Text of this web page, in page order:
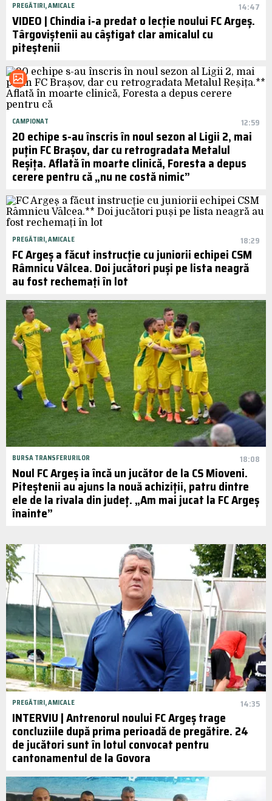
PREGĂTIRI, AMICALE 14:47
VIDEO | Chindia i-a predat o lecție noului FC Argeș.
Târgoviștenii au câștigat clar amicalul cu
piteștenii
CAMPIONAT 12:59
20 echipe s-au înscris în noul sezon al Ligii 2, mai
puțin FC Brașov, dar cu retrogradata Metalul
Reșița. Aflată în moarte clinică, Foresta a depus
cerere pentru că „nu ne costă nimic”
PREGĂTIRI, AMICALE 18:29
FC Argeș a făcut instrucție cu juniorii echipei CSM
Râmnicu Vâlcea. Doi jucători puși pe lista neagră
au fost rechemați în lot
BURSA TRANSFERURILOR 18:08
Noul FC Argeș ia încă un jucător de la CS Mioveni.
Piteștenii au ajuns la nouă achiziții, patru dintre
ele de la rivala din județ. „Am mai jucat la FC Argeș
înainte”
PREGĂTIRI, AMICALE 14:35
INTERVIU | Antrenorul noului FC Argeș trage
concluziile după prima perioadă de pregătire. 24
de jucători sunt în lotul convocat pentru
cantonamentul de la Govora